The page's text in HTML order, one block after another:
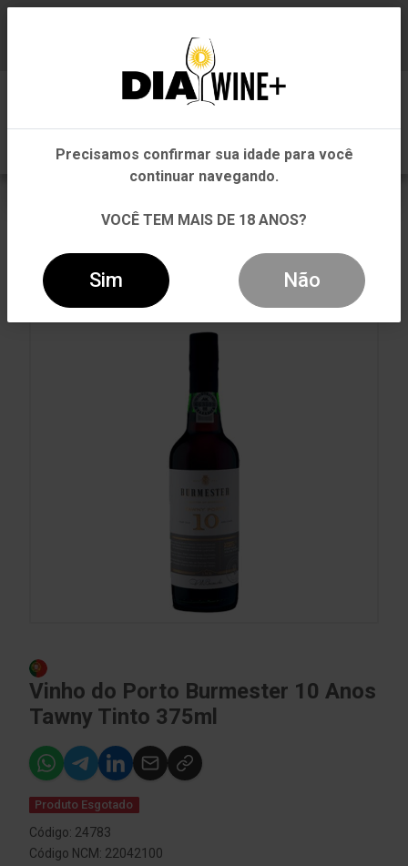
VINHO DO PORTO BURMESTER 10 ANOS TAWNY
Vinho do Porto Burmester 10 Anos
Tawny Tinto 375ml
Produto Esgotado
Código: 24783
Código NCM: 22042100
Em que Estado você está?
Pernambuco
Outros Estados
Precisamos confirmar sua idade para você
continuar navegando.
VOCÊ TEM MAIS DE 18 ANOS?
Sim Não